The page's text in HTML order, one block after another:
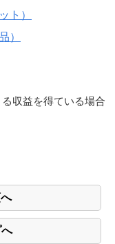
ト）
）
収益を得ている場合